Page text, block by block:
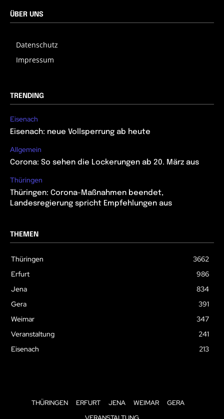
ÜBER UNS
Datenschutz
Impressum
TRENDING
Eisenach
Eisenach: neue Vollsperrung ab heute
Allgemein
Corona: So sehen die Lockerungen ab 20. März aus
Thüringen
Thüringen: Corona-Maßnahmen beendet,
Landesregierung spricht Empfehlungen aus
THEMEN
Thüringen
3662
Erfurt
986
Jena
834
Gera
391
Weimar
347
Veranstaltung
241
Eisenach
213
THÜRINGEN ERFURT JENA WEIMAR
GERA